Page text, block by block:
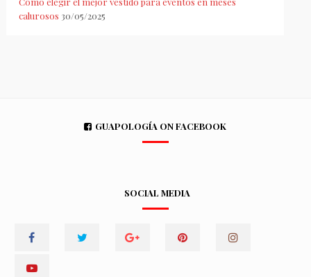
calurosos 30/05/2025
GUAPOLOGÍA ON FACEBOOK
SOCIAL MEDIA